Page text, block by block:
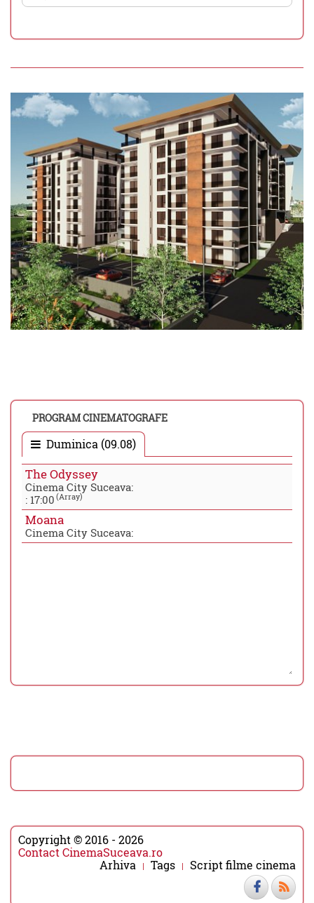
PROGRAM CINEMATOGRAFE
Duminica (09.08)
The Odyssey
Cinema City Suceava:
: 17:00 (Array)
Moana
Cinema City Suceava:
Copyright © 2016 - 2026
Contact CinemaSuceava.ro
Arhiva
Tags Script filme cinema